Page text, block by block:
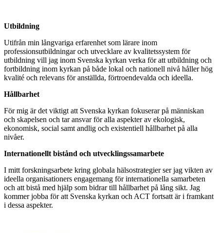
Utbildning
Utifrån min långvariga erfarenhet som lärare inom
professionsutbildningar och utvecklare av kvalitetssystem för
utbildning vill jag inom Svenska kyrkan verka för att utbildning och
fortbildning inom kyrkan på både lokal och nationell nivå håller hög
kvalité och relevans för anställda, förtroendevalda och ideella.
Hållbarhet
För mig är det viktigt att Svenska kyrkan fokuserar på människan
och skapelsen och tar ansvar för alla aspekter av ekologisk,
ekonomisk, social samt andlig och existentiell hållbarhet på alla
nivåer.
Internationellt bistånd och utvecklingssamarbete
I mitt forskningsarbete kring globala hälsostrategier ser jag vikten av
ideella organisationers engagemang för internationella samarbeten
och att bistå med hjälp som bidrar till hållbarhet på lång sikt. Jag
kommer jobba för att Svenska kyrkan och ACT fortsatt är i framkant
i dessa aspekter.